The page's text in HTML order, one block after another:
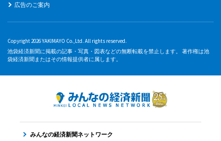
広告のご案内
Copyright 2026 YAKIMAYO Co.,Ltd. All rights reserved.
池袋経済新聞に掲載の記事・写真・図表などの無断転載を禁止します。 著作権は池
袋経済新聞またはその情報提供者に属します。
みんなの経済新聞ネットワーク